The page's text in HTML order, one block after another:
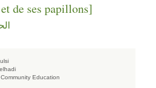
de ses papillons]
Education